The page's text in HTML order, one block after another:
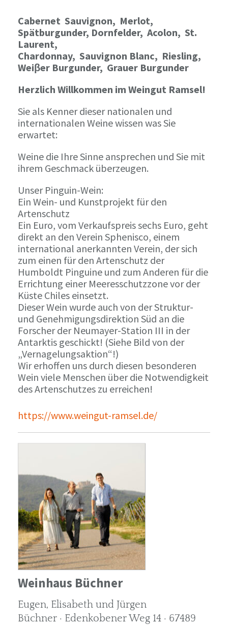
Cabernet Sauvignon, Merlot,
Spätburgunder, Dornfelder, Acolon, St.
Laurent,
Chardonnay, Sauvignon Blanc, Riesling,
Weiβer Burgunder, Grauer Burgunder
Herzlich Willkommen im Weingut Ramsel!
Sie als Kenner dieser nationalen und
internationalen Weine wissen was Sie
erwartet:
Weine die Ihre Sinne ansprechen und Sie mit
ihrem Geschmack überzeugen.
Unser Pinguin-Wein:
Ein Wein- und Kunstprojekt für den
Artenschutz
Ein Euro, vom Verkaufspreis sechs Euro, geht
direkt an den Verein Sphenisco, einem
international anerkannten Verein, der sich
zum einen für den Artenschutz der
Humboldt Pinguine und zum Anderen für die
Errichtung einer Meeresschutzzone vor der
Küste Chiles einsetzt.
Dieser Wein wurde auch von der Struktur-
und Genehmigungsdirektion Süd an die
Forscher der Neumayer-Station III in der
Antarktis geschickt! (Siehe Bild von der
„Vernagelungsaktion“!)
Wir erhoffen uns durch diesen besonderen
Wein viele Menschen über die Notwendigkeit
des Artenschutzes zu erreichen!
https://www.weingut-ramsel.de/
Weinhaus Büchner
Eugen, Elisabeth und Jürgen
Büchner · Edenkobener Weg 14 · 67489